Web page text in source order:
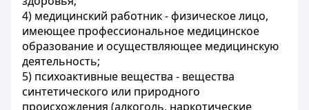
4) медицинский работник - физическое лицо,
имеющее профессиональное медицинское
образование и осуществляющее медицинскую
деятельность;
5) психоактивные вещества - вещества
синтетического или природного
происхождения (алкоголь, наркотические